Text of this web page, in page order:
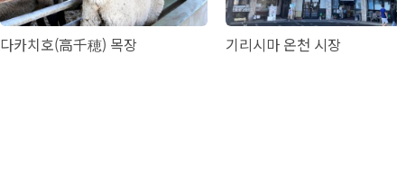
다카치호(高千穂) 목장 기리시마 온천 시장